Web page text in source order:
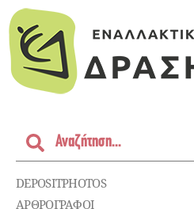
DEPOSITPHOTOS
ΑΡΘΡΟΓΡΑΦΟΙ